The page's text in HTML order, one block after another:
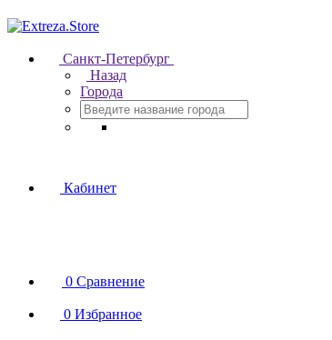
Санкт-Петербург
Назад
Города
Кабинет
0 Сравнение
0 Избранное